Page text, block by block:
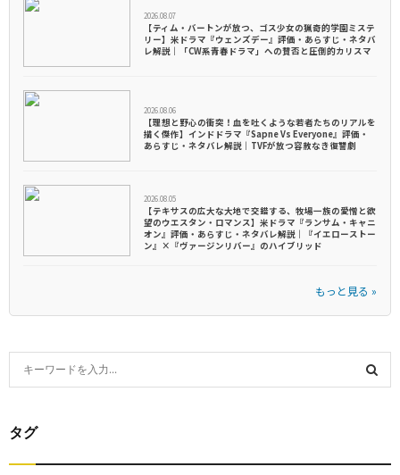
2026.08.07
【ティム・バートンが放つ、ゴス少女の猟奇的学園ミステ
リー】米ドラマ『ウェンズデー』評価・あらすじ・ネタバ
レ解説｜「CW系青春ドラマ」への賛否と圧倒的カリスマ
2026.08.06
【理想と野心の衝突！血を吐くような若者たちのリアルを
描く傑作】インドドラマ『Sapne Vs Everyone』評価・
あらすじ・ネタバレ解説｜TVFが放つ容赦なき復讐劇
2026.08.05
【テキサスの広大な大地で交錯する、牧場一族の愛憎と欲
望のウエスタン・ロマンス】米ドラマ『ランサム・キャニ
オン』評価・あらすじ・ネタバレ解説｜『イエローストー
ン』×『ヴァージンリバー』のハイブリッド
もっと見る »
e
r
タグ